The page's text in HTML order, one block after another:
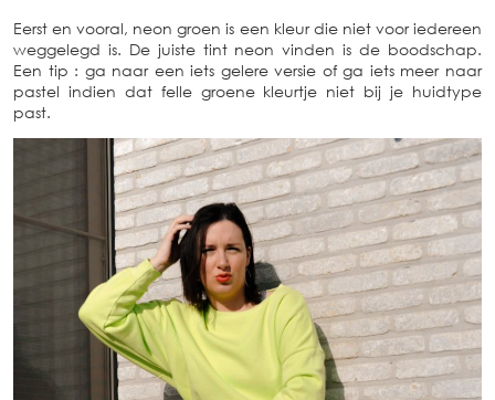
Eerst en vooral, neon groen is een kleur die niet voor iedereen
weggelegd is. De juiste tint neon vinden is de boodschap.
Een tip : ga naar een iets gelere versie of ga iets meer naar
pastel indien dat felle groene kleurtje niet bij je huidtype
past.